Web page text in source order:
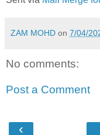
ZAM MOHD on 7/04/
No comments:
Post a Comment
‹